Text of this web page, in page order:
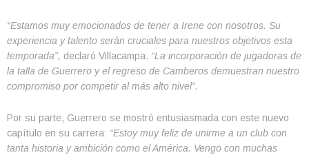
“Estamos muy emocionados de tener a Irene con nosotros. Su
experiencia y talento serán cruciales para nuestros objetivos esta
temporada”, declaró Villacampa. “La incorporación de jugadoras de
la talla de Guerrero y el regreso de Camberos demuestran nuestro
compromiso por competir al más alto nivel”.
Por su parte, Guerrero se mostró entusiasmada con este nuevo
capítulo en su carrera: “Estoy muy feliz de unirme a un club con
tanta historia y ambición como el América. Vengo con muchas